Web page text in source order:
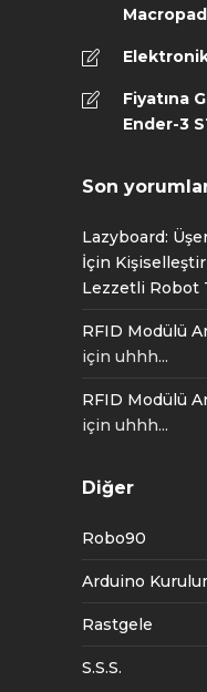
Macropad
Fiyatına
Ender-3
Son
Lazyboard:
İçin
Lezzetli Robot
RFID Modülü
için uhhh...
RFID Modülü
için uhhh...
Diğer
Robo90
Arduino
Rastgele
S.S.S.